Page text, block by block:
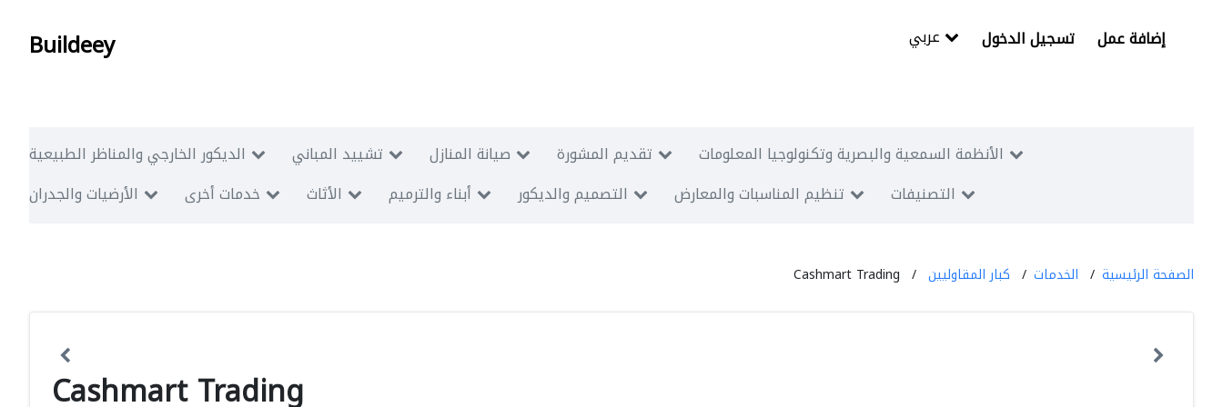
Buildeey تسجيل الدخول إضافة عمل
الديكور الخارجي والمناظر الطبيعية تشييد المباني صيانة المنازل تقديم المشورة
الأنظمة السمعية والبصرية وتكنولوجيا المعلومات
الأرضيات والجدران
خدمات أخرى الأثاث أبناء والترميم التصميم والديكور تنظيم المناسبات والمعارض التصنيفات
الصفحة الرئيسية الخدمات كبار المقاوليين Cashmart Trading
Cashmart Trading